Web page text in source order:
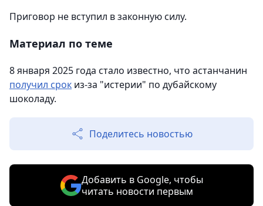
Приговор не вступил в законную силу.
Материал по теме
8 января 2025 года стало известно, что астанчанин
получил срок из-за "истерии" по дубайскому
шоколаду.
Поделитесь новостью
Добавить в Google, чтобы
читать новости первым